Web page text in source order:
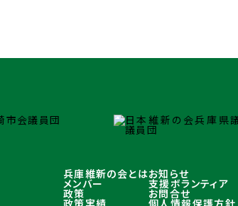
兵庫維新の会とは
メンバー
政策
政策実績
お知らせ
支援ボランティア
お問合せ
個人情報保護方針